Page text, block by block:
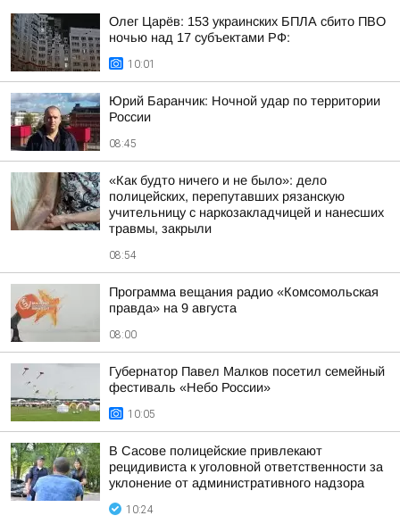
Олег Царёв: 153 украинских БПЛА сбито ПВО
ночью над 17 субъектами РФ:
10:01
Юрий Баранчик: Ночной удар по территории
России
08:45
«Как будто ничего и не было»: дело
полицейских, перепутавших рязанскую
учительницу с наркозакладчицей и нанесших
травмы, закрыли
08:54
Программа вещания радио «Комсомольская
правда» на 9 августа
08:00
Губернатор Павел Малков посетил семейный
фестиваль «Небо России»
10:05
В Сасове полицейские привлекают
рецидивиста к уголовной ответственности за
уклонение от административного надзора
10:24